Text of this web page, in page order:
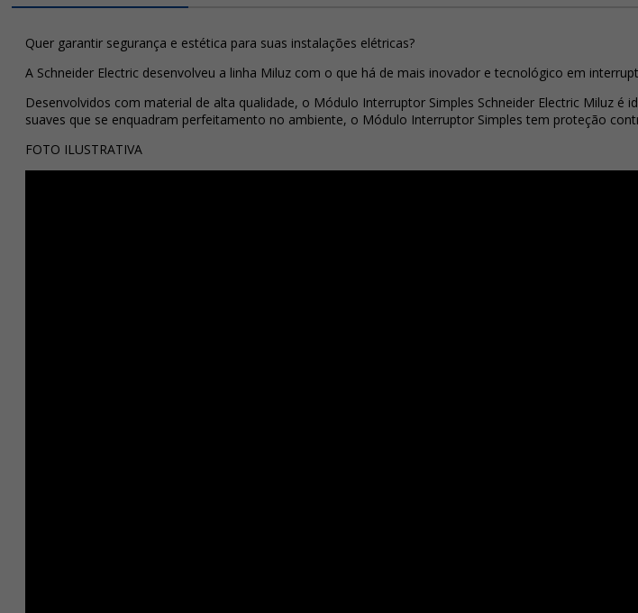
Quer garantir segurança e estética para suas instalações elétricas?
A Schneider Electric desenvolveu a linha Miluz com o que há de mais inovador e tecnológico em
Desenvolvidos com material de alta qualidade, o Módulo Interruptor Simples Schneider Electric Miluz
suaves que se enquadram perfeitamento no ambiente, o Módulo Interruptor Simples tem proteção
FOTO ILUSTRATIVA